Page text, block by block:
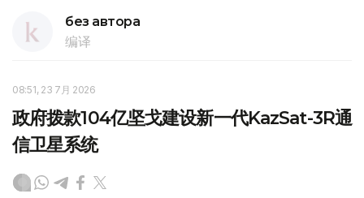
без автора
编译
08:51, 23 7月 2026
政府拨款104亿坚戈建设新一代KazSat-3R通
信卫星系统